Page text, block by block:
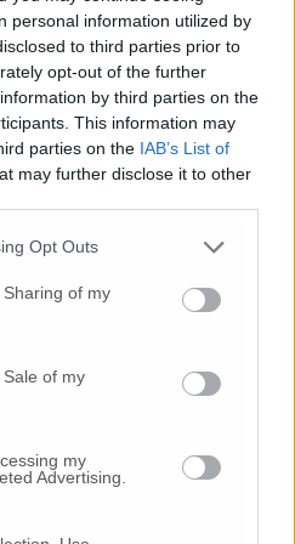
personal information utilized by
to third parties prior to
opt-out of the further
by third parties on the
This information may
parties on the IAB’s List of
may further disclose it to other
Opt Outs
of my
of my
my
Advertising.
l'articolo
colpirsi da soli
due educatrici